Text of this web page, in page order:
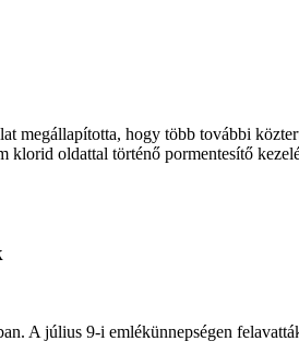
megállapította, hogy több további
oldattal történő pormentesítő
A július 9-i emlékünnepségen